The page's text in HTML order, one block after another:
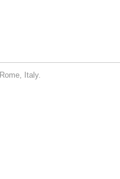
Rome, Italy.